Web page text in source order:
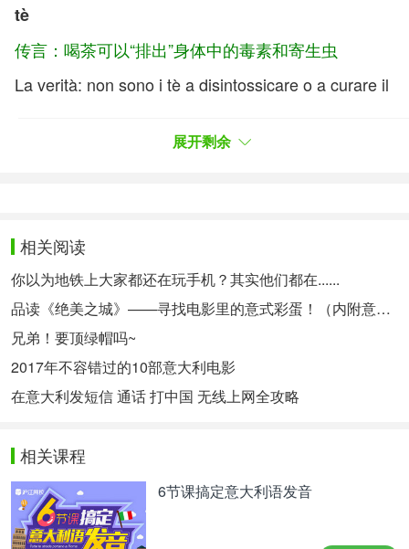
tè
传言：喝茶可以“排出”身体中的毒素和寄生虫
La verità: non sono i tè a disintossicare o a curare il
事实：茶不能解毒或治愈体内的毒素。
La verità: i pipistrelli ci vedono eccome! Secondo
l'ex direttore esecutivo dell'Organizzazione per la
conservazione dei pipistrelli, Rob Mies, i pipistrelli
possono vedere tre volte meglio degli esseri umani.
事实：蝙蝠绝对能看到我们！蝙蝠保护组织前执行董
事罗布·密斯表示，蝙蝠的视力是人类的三倍。
传言：疣是从青蛙和蟾蜍身上传染的
Verità: Secondo il National Geographic, questa
diceria è probabilmente nata dal fatto che i rospi
展开剩余
相关阅读
你以为地铁上大家都还在玩手机？其实他们都在......
品读《绝美之城》——寻找电影里的意式彩蛋！（内附意语中字资源~）
兄弟！要顶绿帽吗~
2017年不容错过的10部意大利电影
在意大利发短信 通话 打中国 无线上网全攻略
相关课程
6节课搞定意大利语发音